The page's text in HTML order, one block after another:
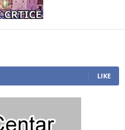
LIKE